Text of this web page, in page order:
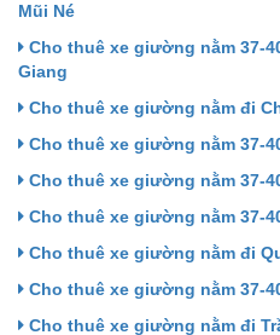
Mũi Né
Cho thuê xe giường nằm 37-
Giang
Cho thuê xe giường nằm đi
Cho thuê xe giường nằm 37-
Cho thuê xe giường nằm 37-
Cho thuê xe giường nằm 37-
Cho thuê xe giường nằm đi
Cho thuê xe giường nằm 37-
Cho thuê xe giường nằm đi